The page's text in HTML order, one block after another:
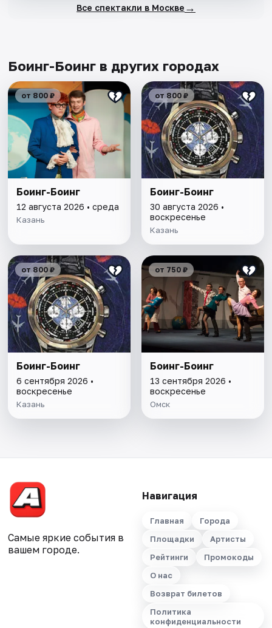
Все спектакли в Москве →
Боинг-Боинг в других городах
от 800 ₽
Боинг-Боинг
12 августа 2026 • среда
Казань
от 800 ₽
Боинг-Боинг
30 августа 2026 •
воскресенье
Казань
от 800 ₽
Боинг-Боинг
6 сентября 2026 •
воскресенье
Казань
от 750 ₽
Боинг-Боинг
13 сентября 2026 •
воскресенье
Омск
Самые яркие события в
вашем городе.
Навигация
Главная
Города
Площадки
Артисты
Рейтинги
Промокоды
О нас
Возврат билетов
Политика
конфиденциальности